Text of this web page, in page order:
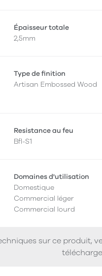
Épaisseur totale
2,5mm
Type de finition
Artisan Embossed Wood
Resistance au feu
Bfl-S1
Domaines d'utilisation
Domestique
Commercial léger
Commercial lourd
sur ce produit,